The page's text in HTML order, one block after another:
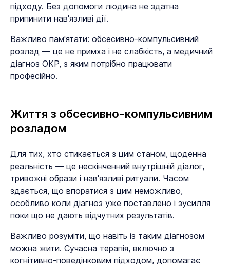
підходу. Без допомоги людина не здатна
припинити нав'язливі дії.
Важливо пам'ятати: обсесивно-компульсивний
розлад — це не примха і не слабкість, а медичний
діагноз ОКР, з яким потрібно працювати
професійно.
Життя з обсесивно-компульсивним
розладом
Для тих, хто стикається з цим станом, щоденна
реальність — це нескінченний внутрішній діалог,
тривожні образи і нав'язливі ритуали. Часом
здається, що впоратися з цим неможливо,
особливо коли діагноз уже поставлено і зусилля
поки що не дають відчутних результатів.
Важливо розуміти, що навіть із таким діагнозом
можна жити. Сучасна терапія, включно з
когнітивно-поведінковим підходом, допомагає